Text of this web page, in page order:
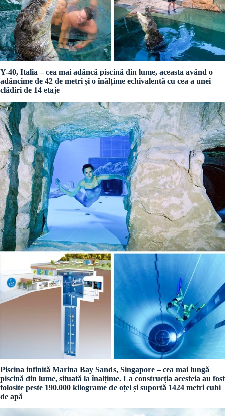
Y-40, Italia – cea mai adâncă piscină din lume, aceasta având o
adâncime de 42 de metri și o înălțime echivalentă cu cea a unei
clădiri de 14 etaje
Piscina infinită Marina Bay Sands, Singapore – cea mai lungă
piscină din lume, situată la înalțime. La construcția acesteia au fost
folosite peste 190.000 kilograme de oțel și suportă 1424 metri cubi
de apă